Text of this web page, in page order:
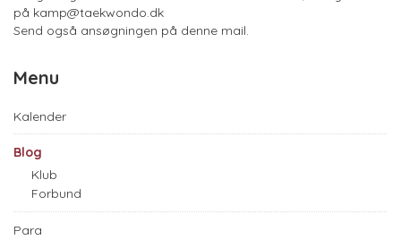
på kamp@taekwondo.dk
Send også ansøgningen på denne mail.
Menu
Kalender
Blog
Klub
Forbund
Para